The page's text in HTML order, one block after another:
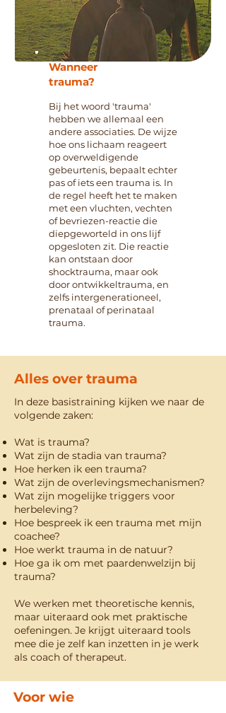
Wanneer
trauma?
Bij het woord 'trauma'
hebben we allemaal een
andere associaties. De wijze
hoe ons lichaam reageert
op overweldigende
gebeurtenis, bepaalt echter
pas of iets een trauma is. In
de regel heeft het te maken
met een vluchten, vechten
of bevriezen-reactie die
diepgeworteld in ons lijf
opgesloten zit. Die reactie
kan ontstaan door
shocktrauma, maar ook
door ontwikkeltrauma, en
zelfs intergenerationeel,
prenataal of perinataal
trauma.
Alles over trauma
In deze basistraining kijken we naar de
volgende zaken:
Wat is trauma?
Wat zijn de stadia van trauma?
Hoe herken ik een trauma?
Wat zijn de overlevingsmechanismen?
Wat zijn mogelijke triggers voor
herbeleving?
Hoe bespreek ik een trauma met mijn
coachee?
Hoe werkt trauma in de natuur?
Hoe ga ik om met paardenwelzijn bij
trauma?
We werken met theoretische kennis,
maar uiteraard ook met praktische
oefeningen. Je krijgt uiteraard tools
mee die je zelf kan inzetten in je werk
als coach of therapeut.
Voor wie